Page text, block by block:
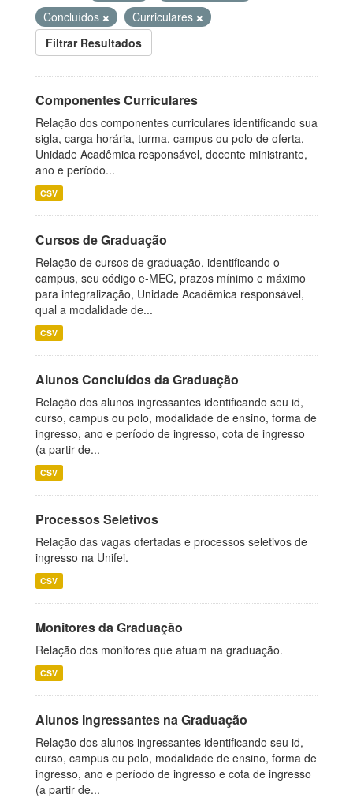
Concluídos
Curriculares
Filtrar Resultados
Componentes Curriculares
Relação dos componentes curriculares identificando sua
sigla, carga horária, turma, campus ou polo de oferta,
Unidade Acadêmica responsável, docente ministrante,
ano e período...
CSV
Cursos de Graduação
Relação de cursos de graduação, identificando o
campus, seu código e-MEC, prazos mínimo e máximo
para integralização, Unidade Acadêmica responsável,
qual a modalidade de...
CSV
Alunos Concluídos da Graduação
Relação dos alunos ingressantes identificando seu id,
curso, campus ou polo, modalidade de ensino, forma de
ingresso, ano e período de ingresso, cota de ingresso
(a partir de...
CSV
Processos Seletivos
Relação das vagas ofertadas e processos seletivos de
ingresso na Unifei.
CSV
Monitores da Graduação
Relação dos monitores que atuam na graduação.
CSV
Alunos Ingressantes na Graduação
Relação dos alunos ingressantes identificando seu id,
curso, campus ou polo, modalidade de ensino, forma de
ingresso, ano e período de ingresso e cota de ingresso
(a partir de...